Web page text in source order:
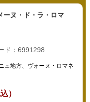
ーヌ・ド・ラ・ロマ
ド：6991298
ュ地方、ヴォーヌ・ロマネ
）